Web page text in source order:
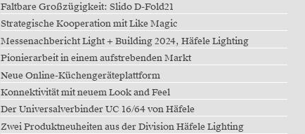
Faltbare Großzügigkeit: Slido D-Fold21
Strategische Kooperation mit Like Magic
Messenachbericht Light + Building 2024, Häfele Lighting
Pionierarbeit in einem aufstrebenden Markt
Neue Online-Küchengeräteplattform
Konnektivität mit neuem Look and Feel
Der Universalverbinder UC 16/64 von Häfele
Zwei Produktneuheiten aus der Division Häfele Lighting